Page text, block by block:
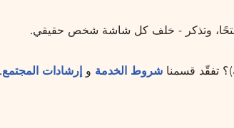
وتذكر - خلف كل شاشة شخص حقيقي.
تفقّد قسمناشروط الخدمة وإرشادات المجتمع